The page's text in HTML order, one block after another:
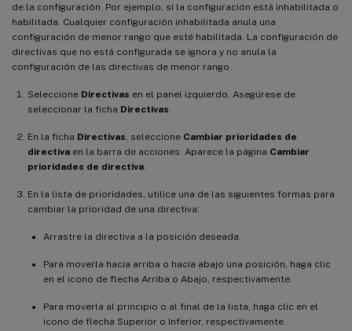
de la configuración. Por ejemplo, si la configuración está inhabilitada o
habilitada. Cualquier configuración inhabilitada anula una
configuración de menor rango que esté habilitada. La configuración de
directivas que no está configurada se ignora y no anula la
configuración de las directivas de menor rango.
Seleccione Directivas en el panel izquierdo. Asegúrese de
seleccionar la ficha Directivas
En la ficha Directivas , seleccione Cambiar prioridades de
directiva en la barra de acciones. Aparece la página Cambiar
prioridades de directiva
En la lista de prioridades, utilice una de las siguientes formas para
cambiar la prioridad de una directiva:
Arrastre la directiva a la posición deseada.
Para moverla hacia arriba o hacia abajo una posición, haga clic
en el icono de flecha Arriba o Abajo, respectivamente.
Para moverla al principio o al final de la lista, haga clic en el
icono de flecha Superior o Inferior, respectivamente.